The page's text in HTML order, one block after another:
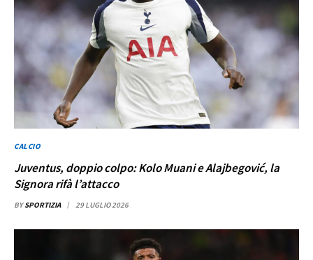
CALCIO
Juventus, doppio colpo: Kolo Muani e Alajbegović, la
Signora rifà l’attacco
BY SPORTIZIA 29 LUGLIO 2026